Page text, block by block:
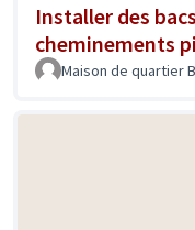
Installer des
cheminements
Maison de quartier